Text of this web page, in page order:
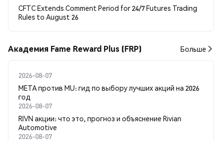
CFTC Extends Comment Period for 24/7 Futures Trading
Rules to August 26
Академия Fame Reward Plus (FRP) Больше
2026-08-07
META против MU: гид по выбору лучших акций на 2026
год
2026-08-07
RIVN акции: что это, прогноз и объяснение Rivian
Automotive
2026-08-07